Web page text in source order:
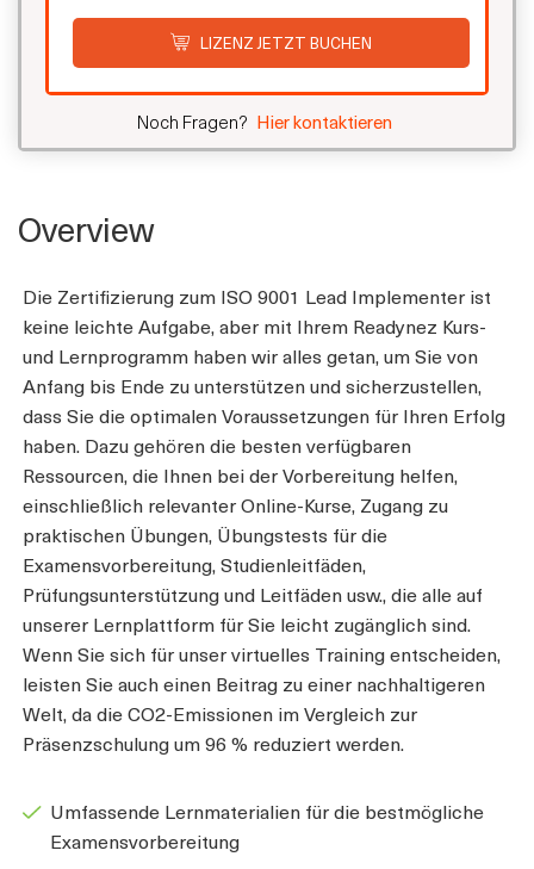
Overview
Die Zertifizierung zum ISO 9001 Lead Implementer ist
keine leichte Aufgabe, aber mit Ihrem Readynez Kurs-
und Lernprogramm haben wir alles getan, um Sie von
Anfang bis Ende zu unterstützen und sicherzustellen,
dass Sie die optimalen Voraussetzungen für Ihren Erfolg
haben. Dazu gehören die besten verfügbaren
Ressourcen, die Ihnen bei der Vorbereitung helfen,
einschließlich relevanter Online-Kurse, Zugang zu
praktischen Übungen, Übungstests für die
Examensvorbereitung, Studienleitfäden,
Prüfungsunterstützung und Leitfäden usw., die alle auf
unserer Lernplattform für Sie leicht zugänglich sind.
Wenn Sie sich für unser virtuelles Training entscheiden,
leisten Sie auch einen Beitrag zu einer nachhaltigeren
Welt, da die CO2-Emissionen im Vergleich zur
Präsenzschulung um 96 % reduziert werden.
Umfassende Lernmaterialien für die bestmögliche
Examensvorbereitung
LIZENZ JETZT BUCHEN
Noch Fragen? Hier kontaktieren